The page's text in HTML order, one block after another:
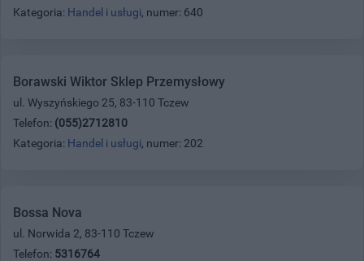
Kategoria: Handel i usługi, numer: 640
Borawski Wiktor Sklep Przemysłowy
ul. Wyszyńskiego 25, 83-110 Tczew
Telefon: (055)2712810
Kategoria: Handel i usługi, numer: 202
Bossa Nova
ul. Norwida 2, 83-110 Tczew
Telefon: 5316764